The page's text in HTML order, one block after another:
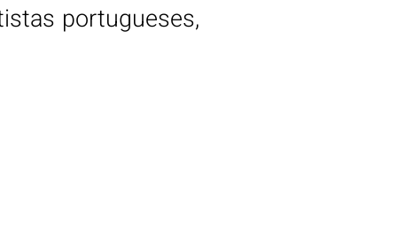
portugueses,